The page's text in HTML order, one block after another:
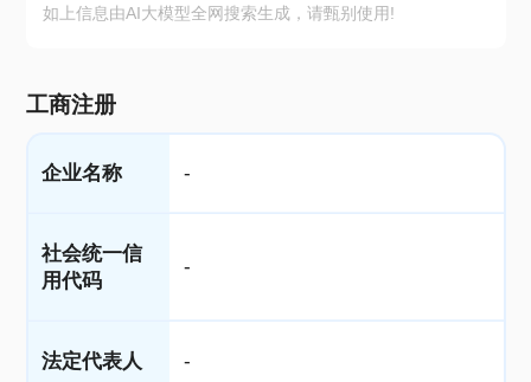
如上信息由AI大模型全网搜索生成，请甄别使用!
工商注册
企业名称 -
社会统一信
用代码
-
法定代表人 -